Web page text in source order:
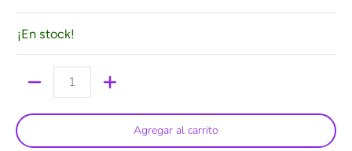
¡En stock!
Agregar al carrito